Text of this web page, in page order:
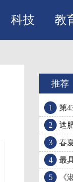
科技 教
推荐
1 第
2 遮
3 春
4 最
5 《